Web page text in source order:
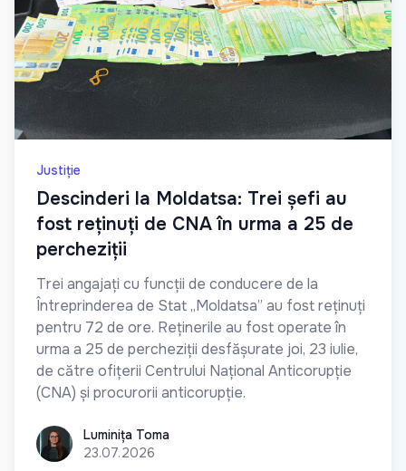
Justiție
Descinderi la Moldatsa: Trei șefi au
fost reținuți de CNA în urma a 25 de
percheziții
Trei angajați cu funcții de conducere de la
Întreprinderea de Stat „Moldatsa” au fost reținuți
pentru 72 de ore. Reținerile au fost operate în
urma a 25 de percheziții desfășurate joi, 23 iulie,
de către ofițerii Centrului Național Anticorupție
(CNA) și procurorii anticorupție.
Luminița Toma
Luminița Toma
23.07.2026